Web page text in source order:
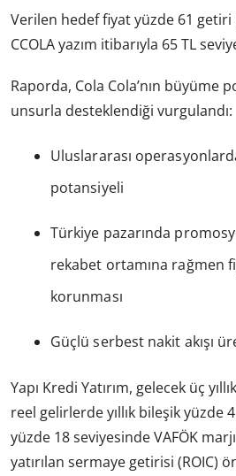
Verilen hedef fiyat yüzde 61 getiri
CCOLA yazım itibarıyla 65 TL
Raporda, Cola Cola’nın büyüme
unsurla desteklendiği vurgulandı:
Uluslararası
potansiyeli
Türkiye pazarında
rekabet ortamına rağmen
korunması
Güçlü serbest nakit akışı
Yapı Kredi Yatırım, gelecek üç
reel gelirlerde yıllık bileşik yüzde
yüzde 18 seviyesinde VAFÖK
yatırılan sermaye getirisi (ROIC)